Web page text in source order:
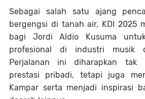
Sebagai salah satu ajang
bergengsi di tanah air, KDI 2025
bagi Jordi Aldio Kusuma
profesional di industri musik
Perjalanan ini diharapkan tak
prestasi pribadi, tetapi juga
Kampar serta menjadi inspirasi